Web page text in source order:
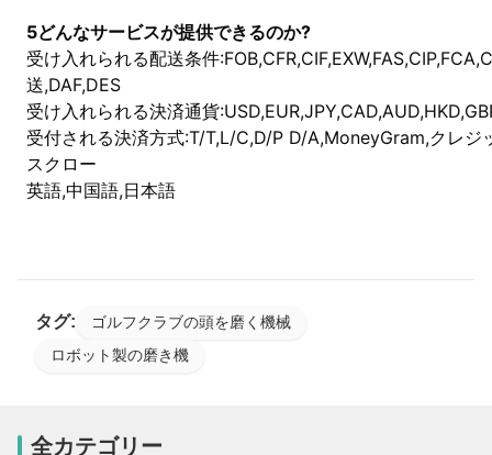
5どんなサービスが提供できるのか?
受け入れられる配送条件
送,DAF,DES
受け入れられる決済通貨
受付される決済方式:T/T,L/C,D/P D/A,MoneyGram,クレ
スクロー
英語,中国語,日本語
タグ:
ゴルフクラブの頭を磨く機械
ロボット製の磨き機
全カテゴリー